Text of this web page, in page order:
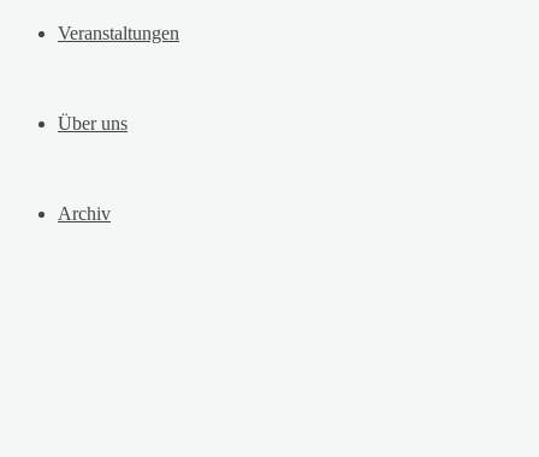
Veranstaltungen
Über uns
Archiv